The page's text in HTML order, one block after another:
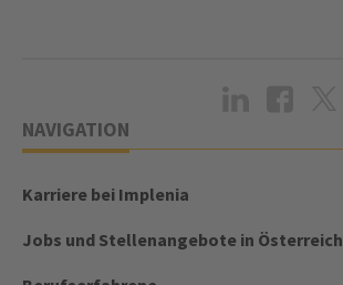
NAVIGATION
Karriere bei Implenia
Jobs und Stellenangebote in Österreich